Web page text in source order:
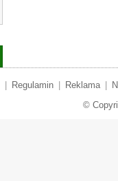
Regulamin Reklama
©